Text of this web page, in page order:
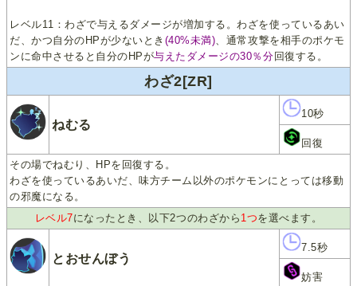
レベル11：わざで与えるダメージが増加する。わざを使っているあい
だ、かつ自分のHPが少ないとき (40%未満)、通常攻撃を相手のポケモ
ンに命中させると自分のHPが与えたダメージの30％分 回復する。
わざ2[ZR]
ねむる
10秒
回復
その場でねむり、HPを回復する。
わざを使っているあいだ、味方チーム以外のポケモンにとっては移動
の邪魔になる。
レベル7になったとき、以下2つのわざから 1つを選べます。
とおせんぼう
7.5秒
妨害